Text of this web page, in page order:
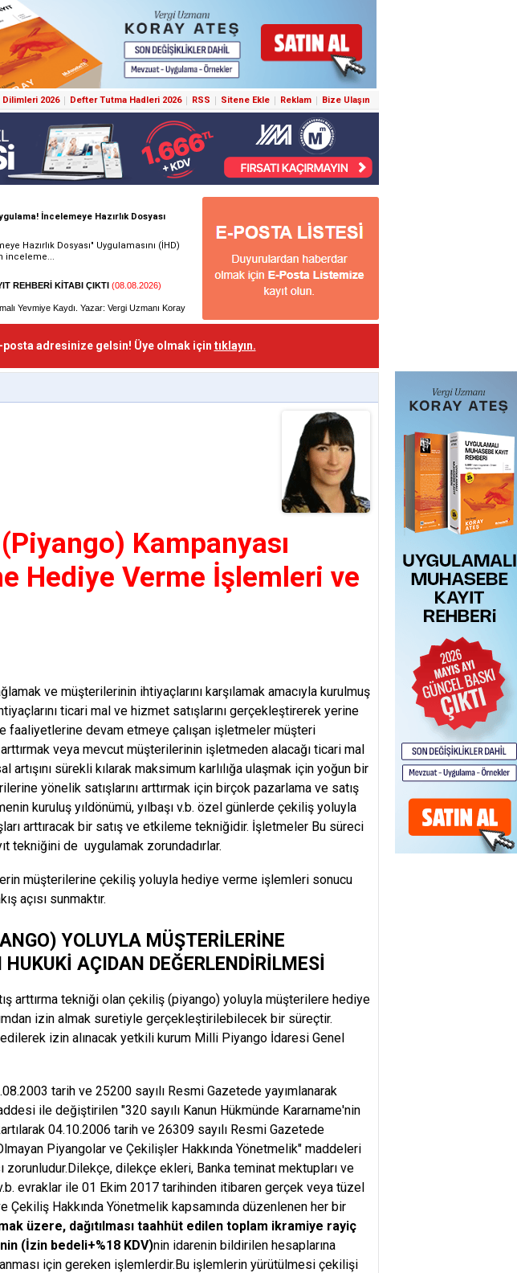
Dilimleri 2026 Defter Tutma Hadleri 2026 RSS Sitene Ekle Reklam Bize Ulaşın
posta adresinize gelsin! Üye olmak için tıklayın.
Kampanyası
Hediye Verme İşlemleri ve
ve müşterilerinin ihtiyaçlarını karşılamak amacıyla kurulmuş
ticari mal ve hizmet satışlarını gerçekleştirerek yerine
devam etmeye çalışan işletmeler müşteri
arttırmak veya mevcut müşterilerinin işletmeden alacağı ticari mal
artışını sürekli kılarak maksimum karlılığa ulaşmak için yoğun bir
yönelik satışlarını arttırmak için birçok pazarlama ve satış
kuruluş yıldönümü, yılbaşı v.b. özel günlerde çekiliş yoluyla
arttıracak bir satış ve etkileme tekniğidir. İşletmeler Bu süreci
tekniğini de uygulamak zorundadırlar.
müşterilerine çekiliş yoluyla hediye verme işlemleri sonucu
açısı sunmaktır.
YOLUYLA MÜŞTERİLERİNE
AÇIDAN DEĞERLENDİRİLMESİ
arttırma tekniği olan çekiliş (piyango) yoluyla müşterilere hediye
izin almak suretiyle gerçekleştirilebilecek bir süreçtir.
izin alınacak yetkili kurum Milli Piyango İdaresi Genel
tarih ve 25200 sayılı Resmi Gazetede yayımlanarak
ile değiştirilen "320 sayılı Kanun Hükmünde Kararname'nin
04.10.2006 tarih ve 26309 sayılı Resmi Gazetede
Piyangolar ve Çekilişler Hakkında Yönetmelik" maddeleri
dilekçe ekleri, Banka teminat mektupları ve
evraklar ile 01 Ekim 2017 tarihinden itibaren gerçek veya tüzel
Çekiliş Hakkında Yönetmelik kapsamında düzenlenen her bir
üzere, dağıtılması taahhüt edilen toplam ikramiye rayiç
(İzin bedeli+%18 KDV)nin idarenin bildirilen hesaplarına
için gereken işlemlerdir.Bu işlemlerin yürütülmesi çekilişi